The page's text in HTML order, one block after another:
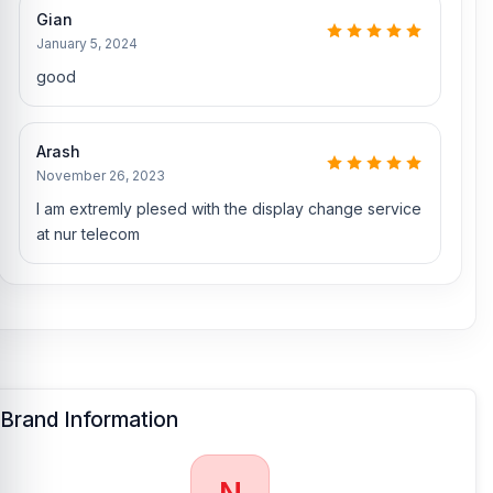
Gian
January 5, 2024
good
Arash
November 26, 2023
I am extremly plesed with the display change service
at nur telecom
Brand Information